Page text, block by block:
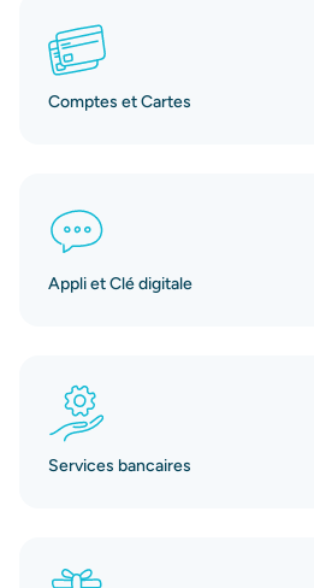
Comptes et Cartes
Appli et Clé digitale
Services bancaires